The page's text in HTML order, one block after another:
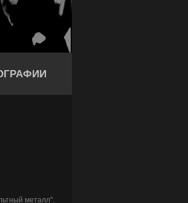
металл".